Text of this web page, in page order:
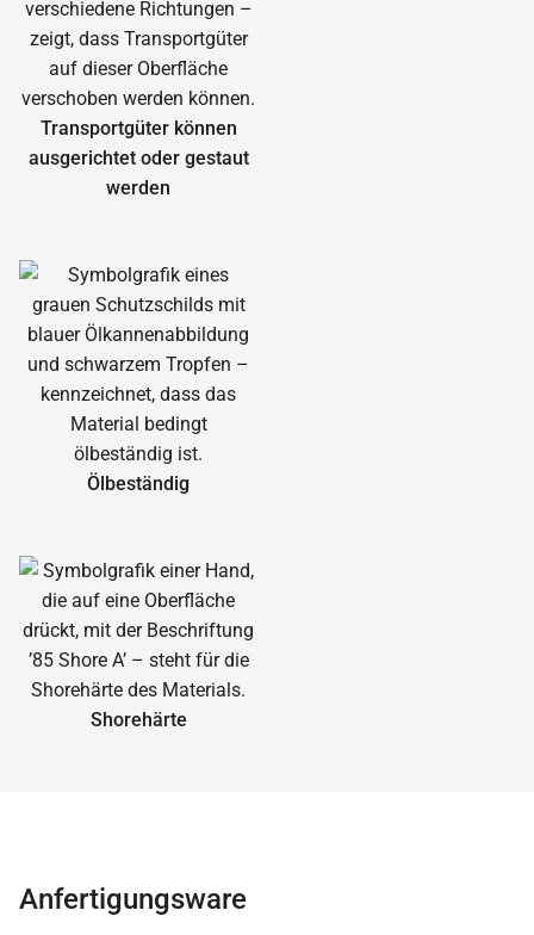
Transportgüter können
ausgerichtet oder gestaut
werden
Ölbeständig
Shorehärte
Anfertigungsware